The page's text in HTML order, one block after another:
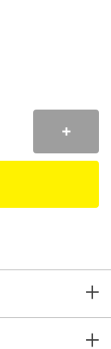
+
cítrico) café
+